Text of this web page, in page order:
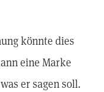
könnte dies
eine Marke
er sagen soll.